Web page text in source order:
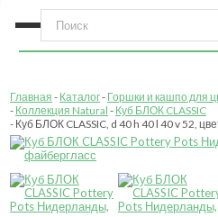
Главная Каталог Горшки и кашпо для
Коллекция Natural
Куб БЛОК CLASSIC
Куб БЛОК CLASSIC, d 40 h 40 l 40 v 52,